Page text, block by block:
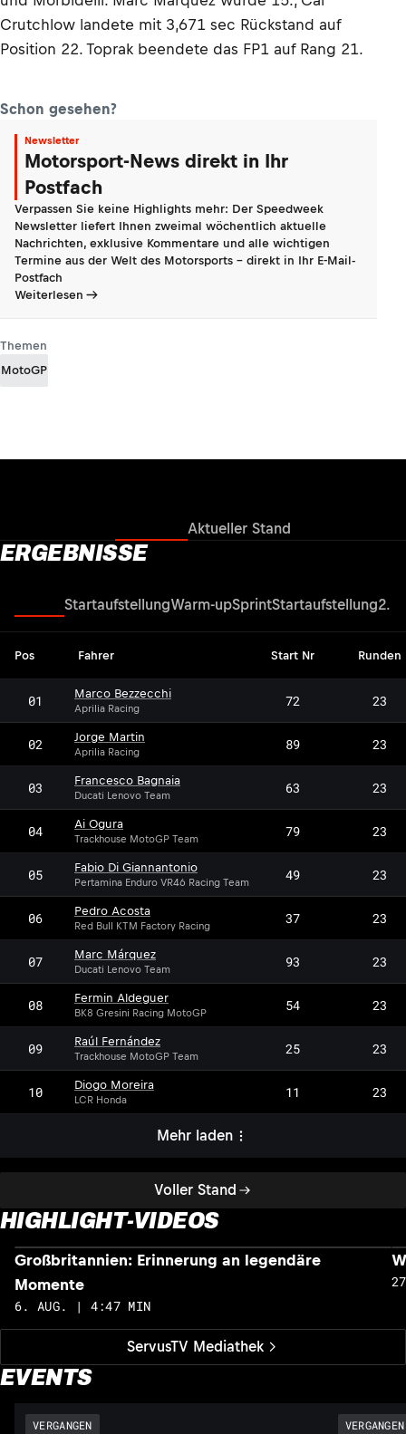
Crutchlow landete mit 3,671 sec Rückstand auf
Position 22. Toprak beendete das FP1 auf Rang 21.
Schon gesehen?
Newsletter
Motorsport-News direkt in Ihr
Postfach
Verpassen Sie keine Highlights mehr: Der Speedweek
Newsletter liefert Ihnen zweimal wöchentlich aktuelle
Nachrichten, exklusive Kommentare und alle wichtigen
Termine aus der Welt des Motorsports - direkt in Ihr E-Mail-
Postfach
Weiterlesen
Themen
MotoGP
Aktueller Stand
ERGEBNISSE
Voller Stand
StartaufstellungWarm-upSprintStartaufstellung2.
Pos Fahrer Start Nr Runden
01 Marco Bezzecchi
Aprilia Racing 72 23
02 Jorge Martin
Aprilia Racing 89 23
03 Francesco Bagnaia
Ducati Lenovo Team 63 23
04 Ai Ogura
Trackhouse MotoGP Team 79 23
05 Fabio Di Giannantonio
Pertamina Enduro VR46 Racing Team 49 23
06 Pedro Acosta
Red Bull KTM Factory Racing 37 23
07 Marc Márquez
Ducati Lenovo Team 93 23
08 Fermin Aldeguer
BK8 Gresini Racing MotoGP 54 23
09 Raúl Fernández
Trackhouse MotoGP Team 25 23
10 Diogo Moreira
LCR Honda 11 23
Mehr laden
HIGHLIGHT-VIDEOS
ServusTV Mediathek
Großbritannien: Erinnerung an legendäre
Momente
6. AUG. | 4:47 MIN
EVENTS
VERGANGEN VERGANGEN